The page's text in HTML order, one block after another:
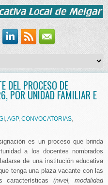
DEL PROCESO DE
POR UNIDAD FAMILIAR E
,AGP, CONVOCATORIAS,
es un proceso que brinda
a los docentes nombrados
de una institución educativa
tenga una plaza vacante con las
características (nivel, modalidad